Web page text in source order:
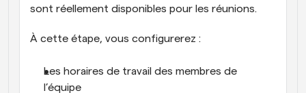
sont réellement disponibles pour les réunions.
À cette étape, vous configurerez :
Les horaires de travail des membres de
l’équipe